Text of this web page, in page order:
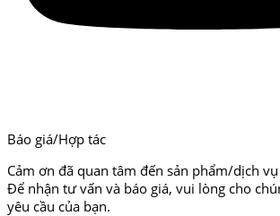
Báo giá/Hợp tác
Cảm ơn đã quan tâm đến sản phẩm/dịch
Để nhận tư vấn và báo giá, vui lòng cho
yêu cầu của bạn.